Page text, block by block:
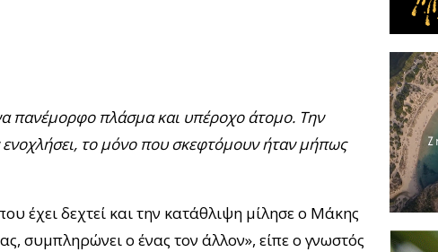
πανέμορφο πλάσμα και υπέροχο άτομο. Την
ενοχλήσει, το μόνο που σκεφτόμουν ήταν μήπως
έχει δεχτεί και την κατάθλιψη μίλησε ο Μάκης
συμπληρώνει ο ένας τον άλλον», είπε ο γνωστός